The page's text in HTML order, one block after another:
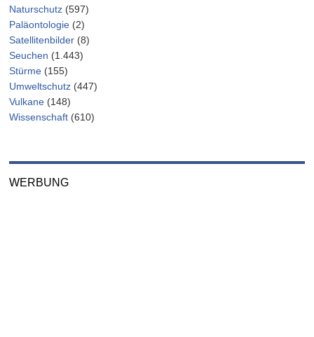
Naturschutz (597)
Paläontologie (2)
Satellitenbilder (8)
Seuchen (1.443)
Stürme (155)
Umweltschutz (447)
Vulkane (148)
Wissenschaft (610)
WERBUNG